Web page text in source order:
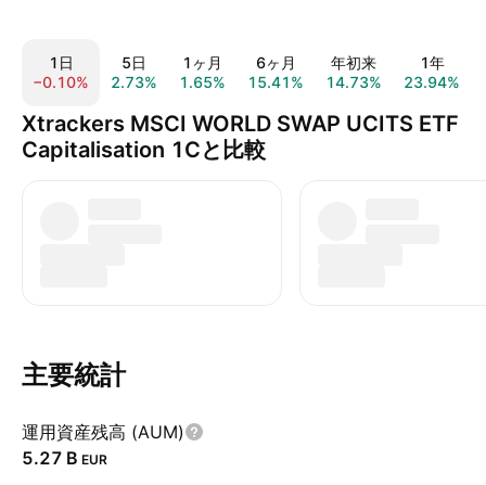
1日
−0.10%
5日
2.73%
1ヶ月
1.65%
6ヶ月
15.41%
年初来
14.73%
1年
23.94%
Xtrackers MSCI WORLD SWAP UCITS ETF
Capitalisation 1Cと比較
主要統計
運用資産残高 (AUM)
‪5.27 B‬ EUR